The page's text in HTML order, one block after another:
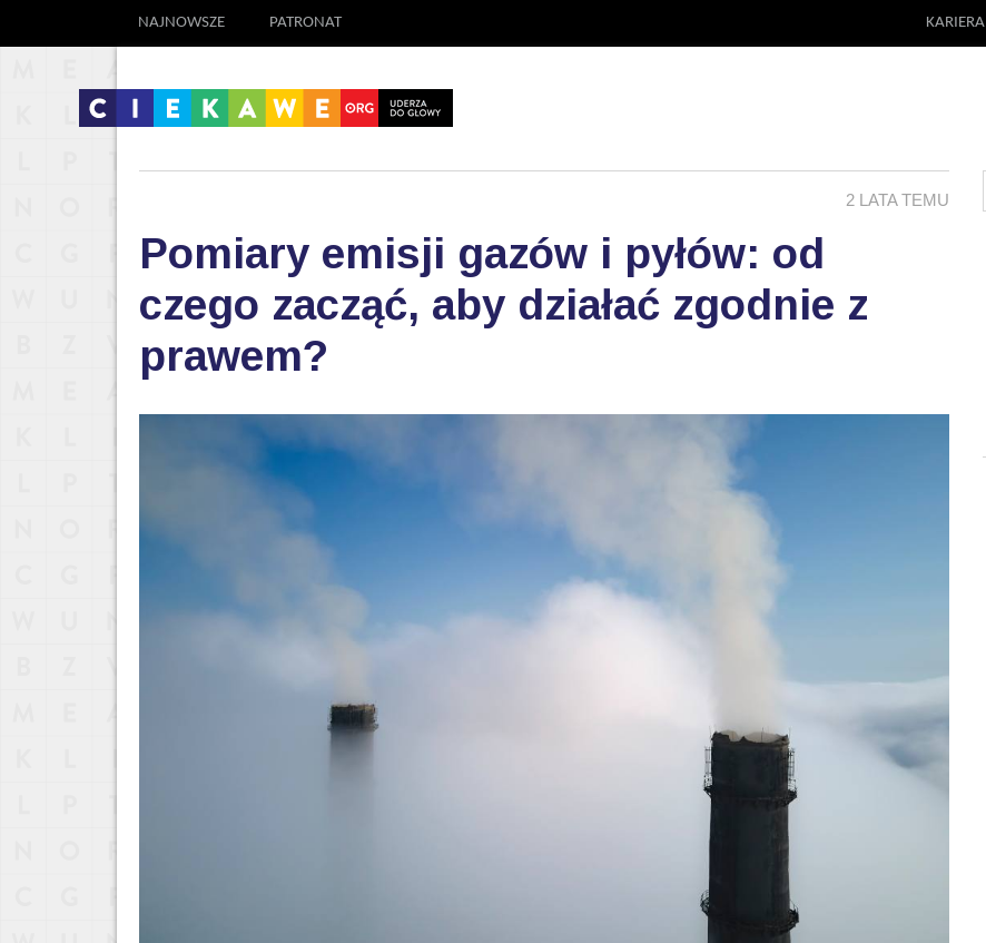
NAJNOWSZE PATRONAT KARIERA
2 LATA TEMU
Pomiary emisji gazów i pyłów: od
czego zacząć, aby działać zgodnie z
prawem?